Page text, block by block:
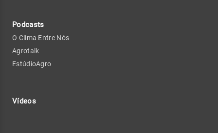
Podcasts
O Clima Entre Nós
Agrotalk
EstúdioAgro
Vídeos